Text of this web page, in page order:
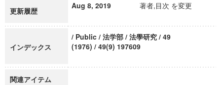
更新履歴
Aug 8, 2019 著者,目次 を変更
インデックス
/ Public / 法学部 / 法學研究 / 49
(1976) / 49(9) 197609
関連アイテム